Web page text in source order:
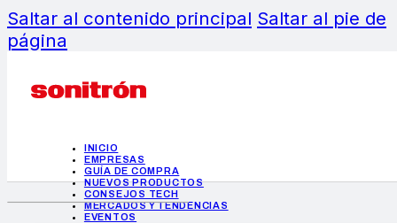
Saltar al contenido principal Saltar al pie de
página
INICIO
EMPRESAS
GUÍA DE COMPRA
NUEVOS PRODUCTOS
CONSEJOS TECH
MERCADOS Y TENDENCIAS
EVENTOS